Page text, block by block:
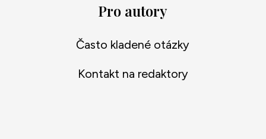
Pro autory
Často kladené otázky
Kontakt na redaktory